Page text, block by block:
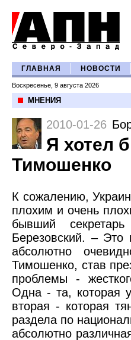
ГЛАВНАЯ НОВОСТИ
Воскресенье, 9 августа 2026
МНЕНИЯ
2010-01-26
Я хотел
Тимошенко
К сожалению,
плохим и очень
бывший
Березовский. – Это
абсолютно
Тимошенко, став
проблемы -
Одна - та, которая
вторая - которая
раздела по
абсолютно